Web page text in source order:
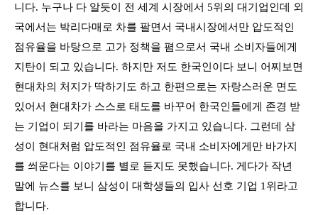
니다. 누구나 다 알듯이 전 세계 시장에서 5위의 대기업인데 외
국에서는 박리다매로 차를 팔면서 국내시장에서만 압도적인
점유율을 바탕으로 고가 정책을 폄으로서 국내 소비자들에게
지탄이 되고 있습니다. 하지만 저도 한국인이다 보니 어찌보면
현대차의 처지가 딱하기도 하고 한편으로는 자랑스러운 면도
있어서 현대차가 스스로 태도를 바꾸어 한국인들에게 존경 받
는 기업이 되기를 바라는 마음을 가지고 있습니다. 그런데 삼
성이 현대처럼 압도적인 점유율로 국내 소비자에게만 바가지
를 씌운다는 이야기를 별로 듣지도 못했습니다. 게다가 작년
말에 뉴스를 보니 삼성이 대학생들의 입사 선호 기업 1 위라고
합니다.